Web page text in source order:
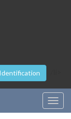
Identification